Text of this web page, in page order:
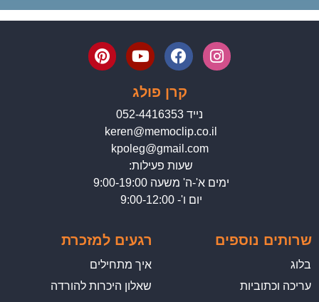
רגעים למזכרת
איך מתחילים
שאלון היכרות להורדה
שרותים נוספים
בלוג
עריכה וכתוביות
קרן פולג
נייד 052-4416353
keren@memoclip.co.il
kpoleg@gmail.com
שעות פעילות:
ימים א'-ה' משעה 9:00-19:00
יום ו'- 9:00-12:00